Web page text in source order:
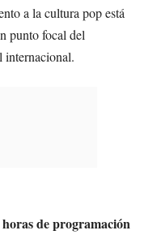
a la cultura pop está
punto focal del
internacional.
horas de programación